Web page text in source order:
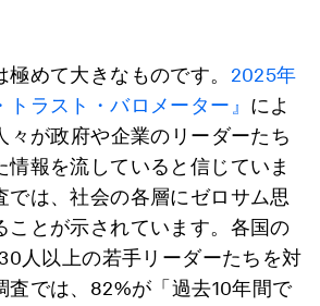
めて大きなものです。 2025年
ラスト・バロメーター』 によ
々が政府や企業のリーダーたち
情報を流していると信じていま
では、社会の各層にゼロサム思
ことが示されています。各国の
人以上の若手リーダーたちを対
査では、82%が「過去10年間で